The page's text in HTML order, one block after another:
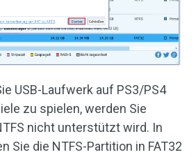
USB-Laufwerk auf PS3/PS4
zu spielen, werden Sie
nicht unterstützt wird. In
Sie die NTFS-Partition in FAT32